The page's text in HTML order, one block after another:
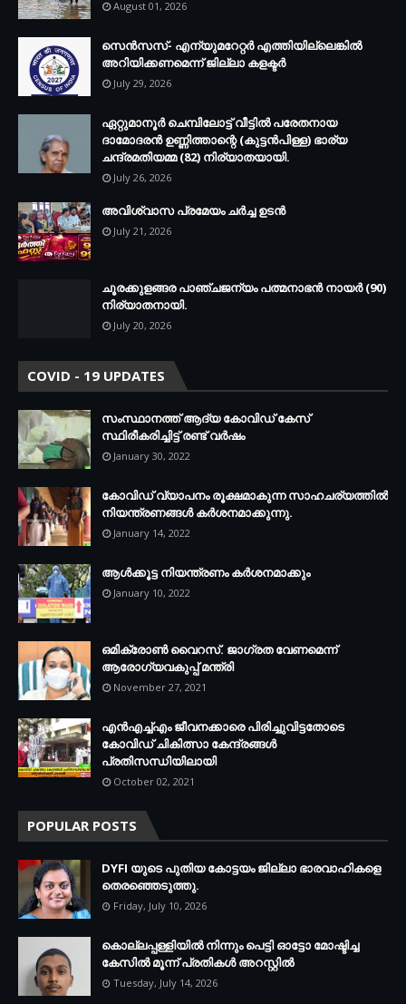
August 01, 2026
സെന്‍സസ്- എന്യുമറേറ്റര്‍ എത്തിയില്ലെങ്കില്‍
അറിയിക്കണമെന്ന് ജില്ലാ കളക്ടര്‍
July 29, 2026
ഏറ്റുമാനൂര്‍ ചെമ്പിലോട്ട് വീട്ടില്‍ പരേതനായ
ദാമോദരന്‍ ഉണ്ണിത്താന്റെ (കുട്ടന്‍പിള്ള) ഭാര്യ
ചന്ദ്രമതിയമ്മ (82) നിര്യാതയായി.
July 26, 2026
അവിശ്വാസ പ്രമേയം ചര്‍ച്ച ഉടന്‍
July 21, 2026
ചൂരക്കുളങ്ങര പാഞ്ചജന്യം പത്മനാഭന്‍ നായര്‍ (90)
നിര്യാതനായി.
July 20, 2026
COVID - 19 UPDATES
സംസ്ഥാനത്ത് ആദ്യ കോവിഡ് കേസ്
സ്ഥിരീകരിച്ചിട്ട് രണ്ട് വര്‍ഷം
January 30, 2022
കോവിഡ് വ്യാപനം രൂക്ഷമാകുന്ന സാഹചര്യത്തില്‍
നിയന്ത്രണങ്ങള്‍ കര്‍ശനമാക്കുന്നു.
January 14, 2022
ആള്‍ക്കൂട്ട നിയന്ത്രണം കര്‍ശനമാക്കും
January 10, 2022
ഒമിക്രോണ്‍ വൈറസ്. ജാഗ്രത വേണമെന്ന്
ആരോഗ്യവകുപ്പ് മന്ത്രി
November 27, 2021
എന്‍എച്ച്എം ജീവനക്കാരെ പിരിച്ചുവിട്ടതോടെ
കോവിഡ് ചികിത്സാ കേന്ദ്രങ്ങള്‍
പ്രതിസന്ധിയിലായി
October 02, 2021
POPULAR POSTS
DYFI യുടെ പുതിയ കോട്ടയം ജില്ലാ ഭാരവാഹികളെ
തെരഞ്ഞെടുത്തു.
Friday, July 10, 2026
കൊല്ലപ്പള്ളിയില്‍ നിന്നും പെട്ടി ഓട്ടോ മോഷ്ടിച്ച
കേസില്‍ മൂന്ന് പ്രതികള്‍ അറസ്റ്റില്‍
Tuesday, July 14, 2026